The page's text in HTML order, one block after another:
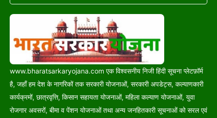
www.bharatsarkaryojana.com एक विश्वसनीय निजी हिंदी सूचना प्लेटफ़ॉर्म
है, जहाँ हम देश के नागरिकों तक सरकारी योजनाओं, सरकारी अपडेट्स, कल्याणकारी
कार्यक्रमों, छात्रवृत्ति, किसान सहायता योजनाओं, महिला कल्याण योजनाओं, युवा
रोजगार अवसरों, बीमा व पेंशन योजनाओं तथा अन्य जनहितकारी सूचनाओं को सरल एवं